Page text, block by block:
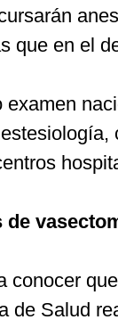
que en el
de
conocer
de Salud